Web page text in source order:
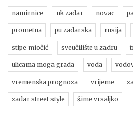
namirnice nk zadar novac
prometna pu zadarska rusija
stipe miočić sveučilište u zadru
ulicama moga grada voda
vremenska prognoza vrijeme
zadar street style šime vrsaljko